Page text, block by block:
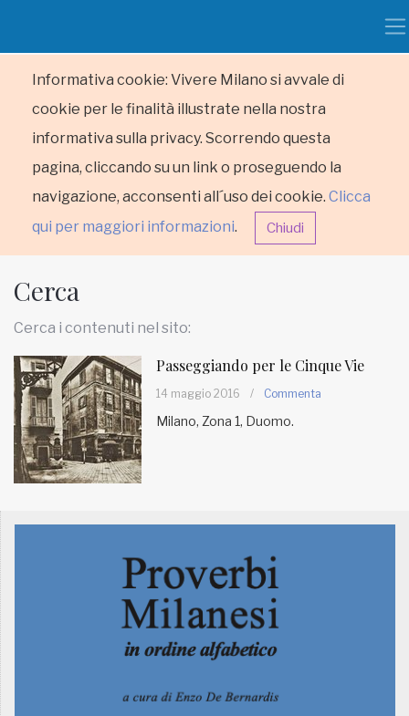
Informativa cookie: Vivere Milano si avvale di
cookie per le finalità illustrate nella nostra
informativa sulla privacy. Scorrendo questa
pagina, cliccando su un link o proseguendo la
navigazione, acconsenti all´uso dei cookie. Clicca
qui per maggiori informazioni. Chiudi
HOME
RUBRICHE
MUNICIPI
www.viveremilano.info
Fondato e diretto da Enzo De
Imbonati, 89 20159 Milano (Italia)
Cerca
Cerca i contenuti nel sito:
Passeggiando per le Cinque Vie
14 maggio 2016 / Commenta
Milano, Zona 1, Duomo.